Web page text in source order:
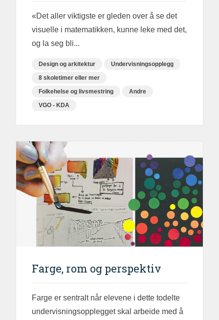
«Det aller viktigste er gleden over å se det
visuelle i matematikken, kunne leke med det,
og la seg bli...
Design og arkitektur
Undervisningsopplegg
8 skoletimer eller mer
Folkehelse og livsmestring
Andre
VGO - KDA
Farge, rom og perspektiv
Farge er sentralt når elevene i dette todelte
undervisningsopplegget skal arbeide med å